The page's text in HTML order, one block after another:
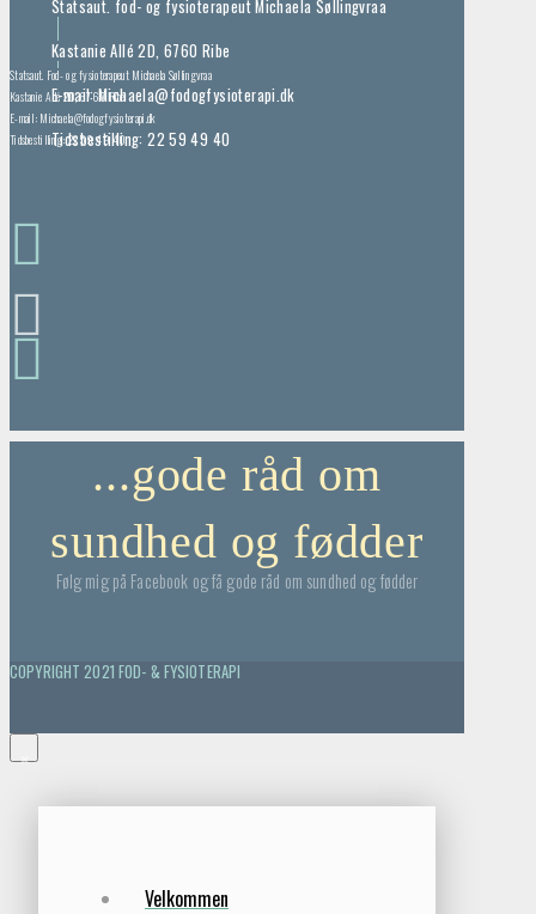
Statsaut. fod- og fysioterapeut Michaela Søllingvraa
Kastanie Allé 2D, 6760 Ribe
E-mail: Michaela@fodogfysioterapi.dk
Tidsbestilling: 22 59 49 40
Statsaut. Fod- og fysioterapeut Michaela Søllingvraa
Kastanie Allé 2D, 6760 Ribe
E-mail: Michaela@fodogfysioterapi.dk
Tidsbestilling: 22 59 49 40
...gode råd om
sundhed og fødder
Følg mig på Facebook og få gode råd om sundhed og fødder
COPYRIGHT 2021 FOD- & FYSIOTERAPI
×
Velkommen